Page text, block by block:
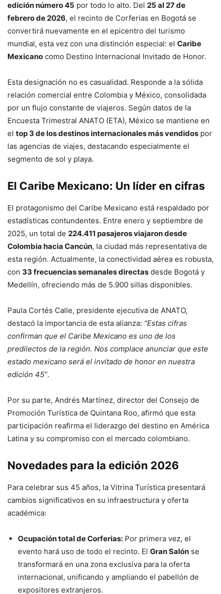
edición número 45 por todo lo alto. Del 25 al 27 de
febrero de 2026, el recinto de Corferias en Bogotá se
convertirá nuevamente en el epicentro del turismo
mundial, esta vez con una distinción especial: el Caribe
Mexicano como Destino Internacional Invitado de Honor.
Esta designación no es casualidad. Responde a la sólida
relación comercial entre Colombia y México, consolidada
por un flujo constante de viajeros. Según datos de la
Encuesta Trimestral ANATO (ETA), México se mantiene en
el top 3 de los destinos internacionales más vendidos por
las agencias de viajes, destacando especialmente el
segmento de sol y playa.
El Caribe Mexicano: Un líder en cifras
El protagonismo del Caribe Mexicano está respaldado por
estadísticas contundentes. Entre enero y septiembre de
2025, un total de 224.411 pasajeros viajaron desde
Colombia hacia Cancún, la ciudad más representativa de
esta región. Actualmente, la conectividad aérea es robusta,
con 33 frecuencias semanales directas desde Bogotá y
Medellín, ofreciendo más de 5.900 sillas disponibles.
Paula Cortés Calle, presidente ejecutiva de ANATO,
destacó la importancia de esta alianza: “Estas cifras
confirman que el Caribe Mexicano es uno de los
predilectos de la región. Nos complace anunciar que este
estado mexicano será el invitado de honor en nuestra
edición 45”.
Por su parte, Andrés Martínez, director del Consejo de
Promoción Turística de Quintana Roo, afirmó que esta
participación reafirma el liderazgo del destino en América
Latina y su compromiso con el mercado colombiano.
Novedades para la edición 2026
Para celebrar sus 45 años, la Vitrina Turística presentará
cambios significativos en su infraestructura y oferta
académica:
Ocupación total de Corferias: Por primera vez, el
evento hará uso de todo el recinto. El Gran Salón se
transformará en una zona exclusiva para la oferta
internacional, unificando y ampliando el pabellón de
expositores extranjeros.